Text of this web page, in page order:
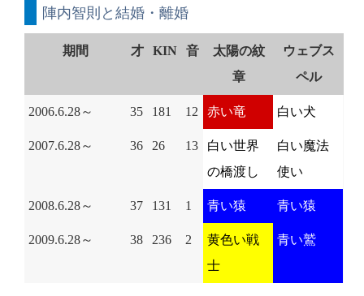
陣内智則と結婚・離婚
期間 才 KIN 音
太陽の紋
章
ウェブス
ペル
2006.6.28～ 35 181 12 赤い竜 白い犬
2007.6.28～ 36 26 13
白い世界
の橋渡し
白い魔法
使い
2008.6.28～ 37 131 1 青い猿 青い猿
2009.6.28～ 38 236 2
黄色い戦
士
青い鷲